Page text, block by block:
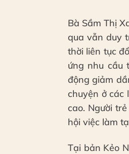
Bà Sầm Thị
qua vẫn duy
thời liên tục
ứng nhu cầu
động giảm
chuyện ở các
cao. Người
hội việc làm
Tại bản Kẻo